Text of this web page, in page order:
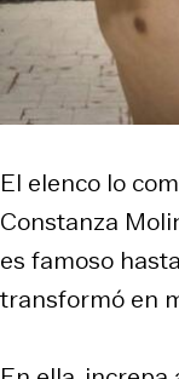
El elenco lo
Constanza
es famoso
transformó en